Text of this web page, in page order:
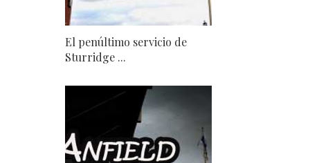
El penúltimo servicio de
Sturridge ...